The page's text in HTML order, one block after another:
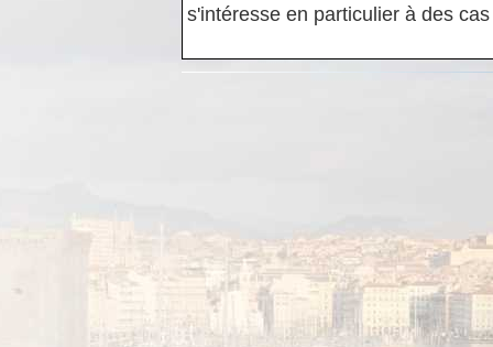
s'intéresse en particulier à des